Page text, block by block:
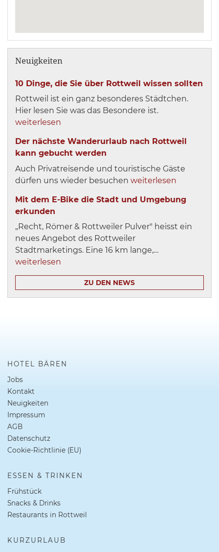
Neuigkeiten
10 Dinge, die Sie über Rottweil wissen sollten
Rottweil ist ein ganz besonderes Städtchen.
Hier lesen Sie was das Besondere ist.
weiterlesen
Der nächste Wanderurlaub nach Rottweil
kann gebucht werden
Auch Privatreisende und touristische Gäste
dürfen uns wieder besuchen weiterlesen
Mit dem E-Bike die Stadt und Umgebung
erkunden
„Recht, Römer & Rottweiler Pulver" heisst ein
neues Angebot des Rottweiler
Stadtmarketings. Eine 16 km lange,…
weiterlesen
ZU DEN NEWS
HOTEL BÄREN
Jobs
Kontakt
Neuigkeiten
Impressum
AGB
Datenschutz
Cookie-Richtlinie (EU)
ESSEN & TRINKEN
Frühstück
Snacks & Drinks
Restaurants in Rottweil
KURZURLAUB